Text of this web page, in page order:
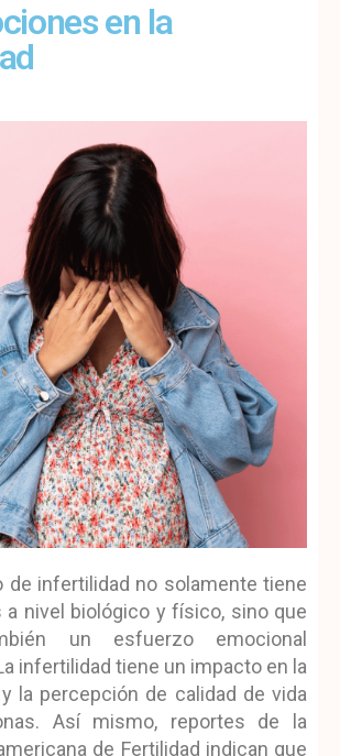
en la
de infertilidad no solamente tiene
a nivel biológico y físico, sino que
un esfuerzo emocional
infertilidad tiene un impacto en la
la percepción de calidad de vida
Así mismo, reportes de la
de Fertilidad indican que